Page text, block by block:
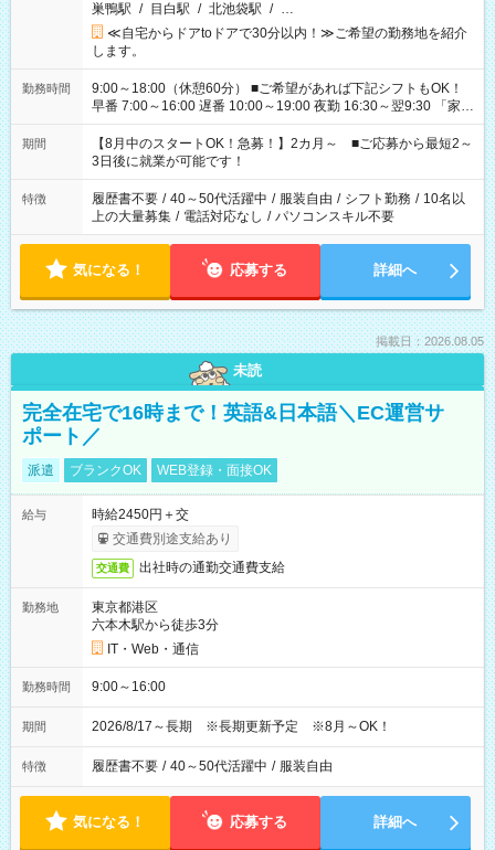
巣鴨駅 / 目白駅 / 北池袋駅 / …
≪自宅からドアtoドアで30分以内！≫ご希望の勤務地を紹介
します。
勤務時間
9:00～18:00（休憩60分） ■ご希望があれば下記シフトもOK！
早番 7:00～16:00 遅番 10:00～19:00 夜勤 16:30～翌9:30 「家族
と休みを合わせたい」 「余裕を持って夕飯の準備がしたい」
「できれば残業はしたくない」 など、ご希望を教えてください
ね。 ※Wワーク希望の方へ 今ご覧のお仕事で希望する勤務時間
と、もう1つのお仕事の勤務時間。 合計で週40時間を超える場
合は応募できません。
期間
【8月中のスタートOK！急募！】2カ月～ ■ご応募から最短2～
3日後に就業が可能です！
特徴 履歴書不要 / 40～50代活躍中 / 服装自由 / シフト勤務 / 10名以
上の大量募集 / 電話対応なし / パソコンスキル不要
気になる！ 応募する 詳細へ
掲載日：2026.08.05
未読
完全在宅で16時まで！英語&日本語＼EC運営サ
ポート／
派遣 ブランクOK WEB登録・面接OK
給与
時給2450円＋交
交通費別途支給あり
交通費 出社時の通勤交通費支給
勤務地
東京都港区
六本木駅から徒歩3分
IT・Web・通信
勤務時間 9:00～16:00
期間 2026/8/17～長期 ※長期更新予定 ※8月～OK！
特徴 履歴書不要 / 40～50代活躍中 / 服装自由
気になる！ 応募する 詳細へ